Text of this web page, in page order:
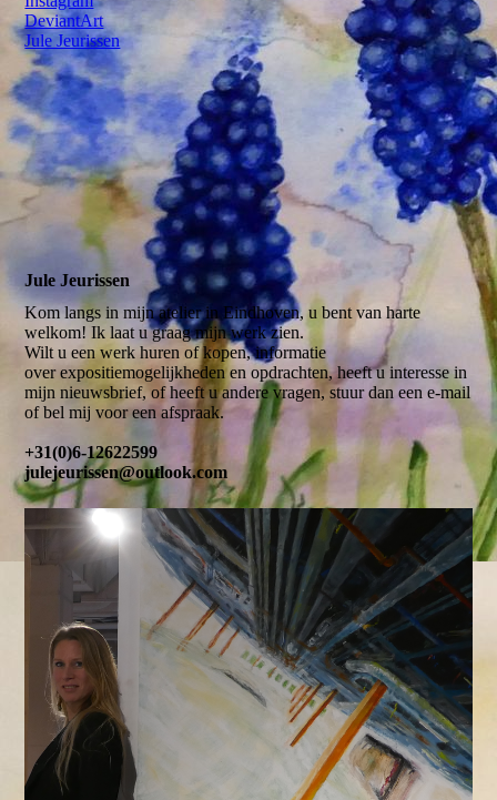
DeviantArt
Jule Jeurissen
Jule Jeurissen
Kom langs in mijn atelier in Eindhoven, u bent van harte
welkom! Ik laat u graag mijn werk zien.
Wilt u een werk huren of kopen, informatie
over expositiemogelijkheden en opdrachten, heeft u interesse in
mijn nieuwsbrief, of heeft u andere vragen, stuur dan een e-mail
of bel mij voor een afspraak.
+31(0)6-12622599
julejeurissen@outlook.com